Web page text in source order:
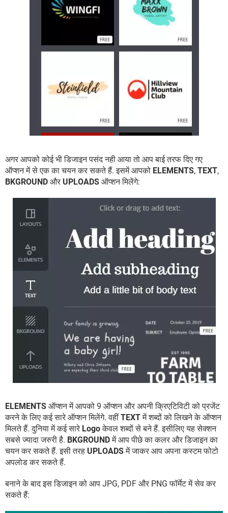
अगर आपको कोई भी डिजाइन पसंद नही आया तो आप बाई तरफ दिए गए
ऑप्शन में से एक का चयन कर सकते हैं. इसमें आपको ELEMENTS, TEXT,
BKGROUND और UPLOADS ऑप्शन मिलेंगे:
ELEMENTS ऑप्शन में आपको 9 ऑप्शन और अपनी क्रिएटिविटी को प्रजेंट
करने के लिए कई सारे ऑप्शन मिलेंगे. वहींTEXTमें शब्दों को लिखने के ऑप्शन
मिलते हैं. दुनिया में कई सारे Logoकेवल शब्दों से बने हैं. इसीलिए यह सेक्शन
सबसे ज्यादा जरुरी है. BKGROUNDमें आप पीछे का कलर और डिजाइन का
चयन कर सकते हैं. इसी तरह UPLOADSमें जाकर आप अपना कस्टम फोटो
अपलोड कर सकते हैं.
बनाने के बाद इस डिजाइन को आप JPG, PDF और PNG फॉर्मेट में सेव कर
सकते हैं: